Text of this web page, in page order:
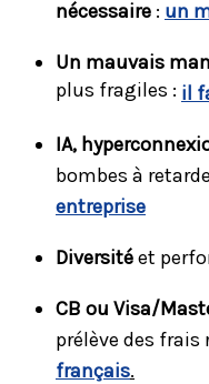
nécessaire : un
Un mauvais
plus fragiles : il
IA,
bombes à
entreprise
Diversitéet
CB ou Visa/
prélève des
français.